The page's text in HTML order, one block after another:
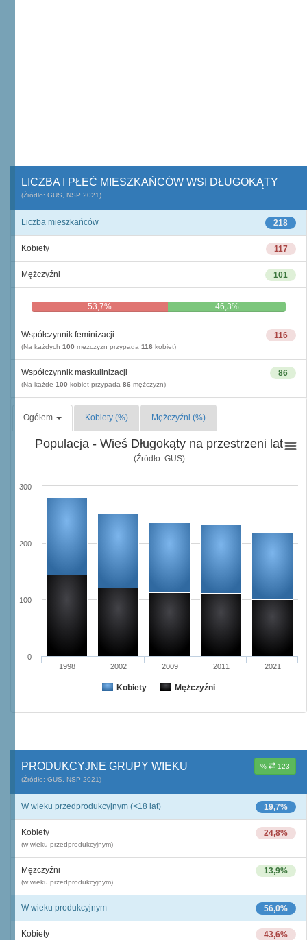
LICZBA I PŁEĆ MIESZKAŃCÓW WSI DŁUGOKĄTY
(Źródło: GUS, NSP 2021)
218
Liczba mieszkańców
117
Kobiety
101
Mężczyźni
53,7% 46,3%
116
Współczynnik feminizacji
(Na każdych 100 mężczyzn przypada 116 kobiet)
86
Współczynnik maskulinizacji
(Na każde 100 kobiet przypada 86 mężczyzn)
Ogółem Kobiety (%) Mężczyźni (%)
Populacja - Wieś Długokąty na przestrzeni lat
(Źródło: GUS)
Kobiety Mężczyźni
1998 2002 2009 2011 2021
0
100
200
300
% 123
PRODUKCYJNE GRUPY WIEKU
(Źródło: GUS, NSP 2021)
19,7%
W wieku przedprodukcyjnym (<18 lat)
24,8%
Kobiety
(w wieku przedprodukcyjnym)
13,9%
Mężczyźni
(w wieku przedprodukcyjnym)
56,0%
W wieku produkcyjnym
43,6%
Kobiety